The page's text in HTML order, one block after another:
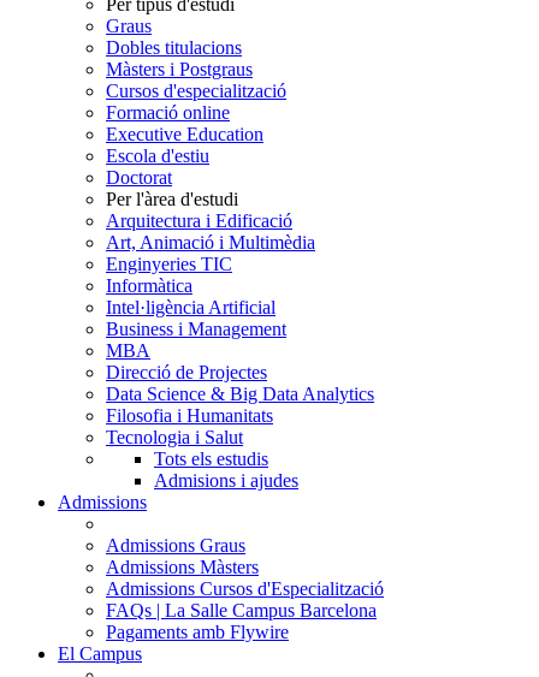
Per tipus d'estudi
Graus
Dobles titulacions
Màsters i Postgraus
Cursos d'especialització
Formació online
Executive Education
Escola d'estiu
Doctorat
Per l'àrea d'estudi
Arquitectura i Edificació
Art, Animació i Multimèdia
Enginyeries TIC
Informàtica
Intel·ligència Artificial
Business i Management
MBA
Direcció de Projectes
Data Science & Big Data Analytics
Filosofia i Humanitats
Tecnologia i Salut
Tots els estudis
Admisions i ajudes
Admissions
Admissions Graus
Admissions Màsters
Admissions Cursos d'Especialització
FAQs | La Salle Campus Barcelona
Pagaments amb Flywire
El Campus